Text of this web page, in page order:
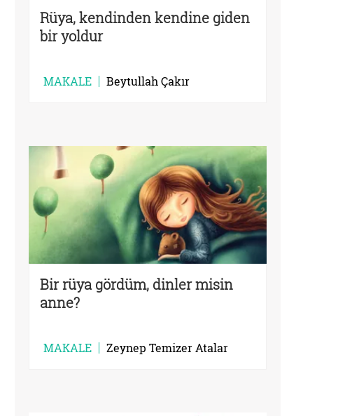
Rüya, kendinden kendine giden
bir yoldur
MAKALE Beytullah Çakır
Bir rüya gördüm, dinler misin
anne?
MAKALE Zeynep Temizer Atalar